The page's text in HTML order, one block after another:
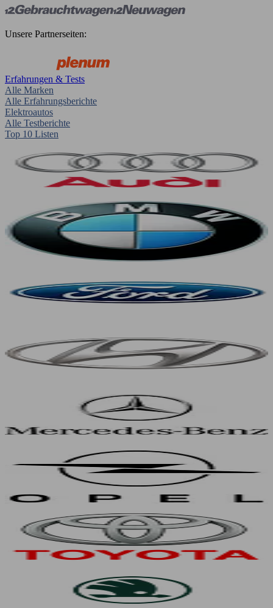
Unsere Partnerseiten:
Erfahrungen & Tests
Alle Marken
Alle Erfahrungsberichte
Elektroautos
Alle Testberichte
Top 10 Listen